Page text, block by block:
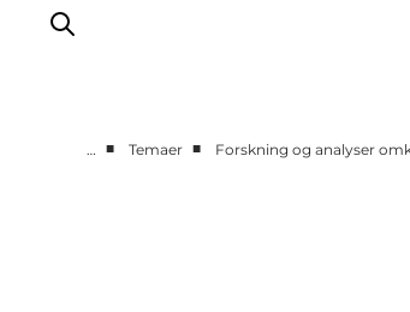
… ■ Temaer ■ Forskning og analyser